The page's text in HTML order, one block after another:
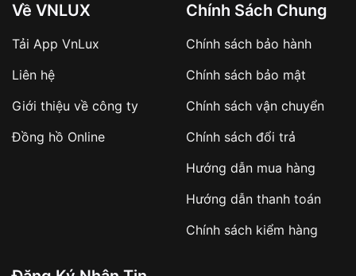
sản phẩm đặc biệt
hàng
Số tiền còn lại thanh toán khi nhận hàng hoặc
✔️ Đảm bảo xử lý đơn hàng nhanh chóng
✔️ Hạn chế tình trạng hủy đơn không mong
Về VNLUX
Tải App VnLux
Liên hệ
Giới thiệu về công ty
Đồng hồ Online
Chính Sách Chung
Chính sách bảo hành
Chính sách bảo mật
Chính sách vận chuyển
Chính sách đổi trả
Hướng dẫn mua hàng
Hướng dẫn thanh toán
Chính sách kiểm hàng